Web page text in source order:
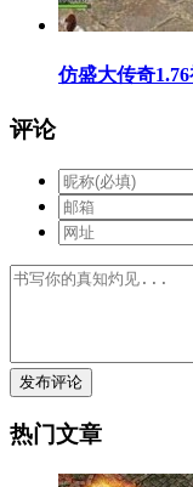
仿盛大传奇
评论
发布评论
热门文章